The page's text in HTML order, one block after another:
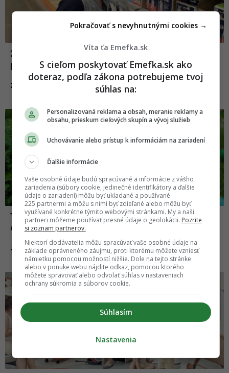
20 príkladov detskej logiky, ktorej
paradoxne akákoľvek logika chýba
ZÁBAVA 28.10.2021
15 vtipných tweetov od rodičov, ktorých
deti sa rozhodli hrať na hudobnom nástroji
ZÁBAVA 24.10.2021
Víta ťa Emefka.sk
S cieľom poskytovať Emefka.sk ako
doteraz, podľa zákona potrebujeme tvoj
súhlas na:
Personalizovaná reklama a obsah, meranie reklamy a
obsahu, prieskum cieľových skupín a vývoj služieb
Uchovávanie alebo prístup k informáciám na zariadení
Ďalšie informácie
Vaše osobné údaje budú spracúvané a informácie z vášho
zariadenia (súbory cookie, jedinečné identifikátory a ďalšie
údaje o zariadení) môžu byť ukladané a používané
225 partnermi a môžu s nimi byť zdieľané alebo môžu byť
využívané konkrétne týmito webovými stránkami. My a naši
partneri môžeme používať presné údaje o geolokácii. Pozrite
si zoznam partnerov.
Niektorí dodávatelia môžu spracúvať vaše osobné údaje na
základe oprávneného záujmu, proti ktorému môžete vzniesť
námietku pomocou možností nižšie. Dole na tejto stránke
alebo v ponuke webu nájdite odkaz, pomocou ktorého
môžete spravovať alebo odvolať súhlas v nastaveniach
ochrany súkromia a súborov cookie.
Súhlasím
Pokračovať s nevyhnutnými cookies →
Nastavenia